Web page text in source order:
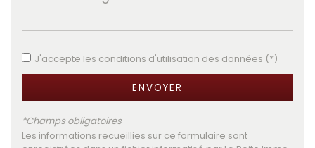
Habitants de moins de 25 ans
32,27 %
Habitants de 25 à 55 ans
39,94 %
Habitants de plus de 55 ans
27,79 %
Nombre d'enfants par famille
Familles sans enfant
Familles avec 1 ou 2 enfants
J'accepte les conditions d'utilisation des données (*)
ENVOYER
*Champs obligatoires
Les informations recueillies sur ce formulaire sont